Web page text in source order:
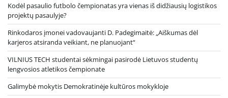
Kodėl pasaulio futbolo čempionatas yra vienas iš didžiausių logistikos
projektų pasaulyje?
Rinkodaros įmonei vadovaujanti D. Padegimaitė: „Aiškumas dėl
karjeros atsiranda veikiant, ne planuojant“
VILNIUS TECH studentai sėkmingai pasirodė Lietuvos studentų
lengvosios atletikos čempionate
Galimybė mokytis Demokratinėje kultūros mokykloje